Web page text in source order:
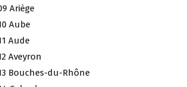
Ariège
Aube
Aude
Aveyron
Bouches-du-Rhône